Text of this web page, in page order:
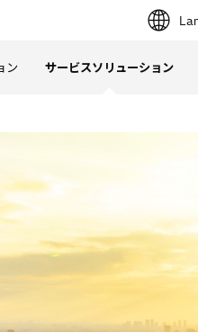
ン サービスソリューション